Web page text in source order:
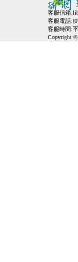
客服信箱:
客服電話
客服時間:
Copyright